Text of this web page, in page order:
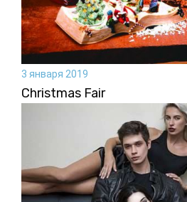
3 января 2019
Christmas Fair